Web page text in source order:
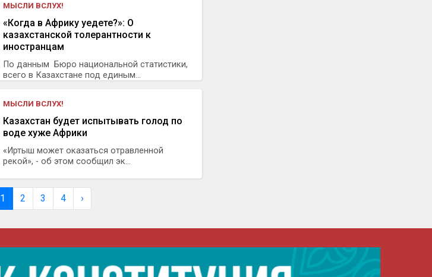
МЫСЛИ ВСЛУХ!
«Когда в Африку уедете?»: О
казахстанской толерантности к
иностранцам
По данным Бюро национальной статистики,
всего в Казахстане под единым...
МЫСЛИ ВСЛУХ!
Казахстан будет испытывать голод по
воде хуже Африки
«Иртыш может оказаться отравленной
рекой», - об этом сообщил эк...
1 2 3 4 ›